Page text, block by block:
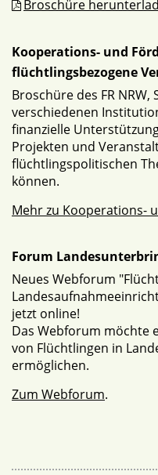
Broschüre
Kooperations- und
flüchtlingsbezogene
Broschüre des FR
verschiedenen
finanzielle
Projekten und
flüchtlingspolitischen
können.
Mehr zu Kooperations-
Forum
Neues Webforum
jetzt online!
Das Webforum möchte
von Flüchtlingen in
ermöglichen.
Zum Webforum.